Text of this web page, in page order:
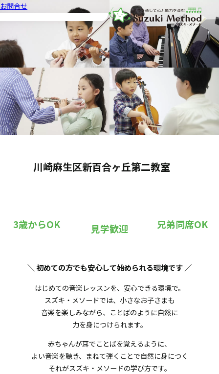
音楽教室スズキ・メソード | 公益
お問合せ
川崎麻生区新百合ヶ丘第二教室
3歳からOK 見学歓迎 兄弟同席OK
＼ 初めての方でも安心して始められる環境です／
はじめての音楽レッスンを、安心できる環境で。
スズキ・メソードでは、小さなお子さまも
音楽を楽しみながら、ことばのように自然に
力を身につけられます。
赤ちゃんが耳でことばを覚えるように、
よい音楽を聴き、まねて弾くことで自然に身につく
それがスズキ・メソードの学び方です。